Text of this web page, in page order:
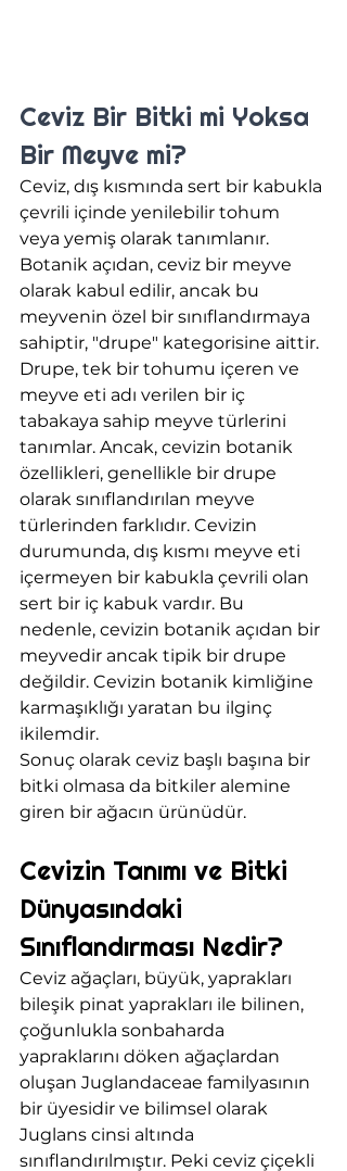
Ceviz Bir Bitki mi Yoksa
Bir Meyve mi?
Ceviz, dış kısmında sert bir kabukla
çevrili içinde yenilebilir tohum
veya yemiş olarak tanımlanır.
Botanik açıdan, ceviz bir meyve
olarak kabul edilir, ancak bu
meyvenin özel bir sınıflandırmaya
sahiptir, "drupe" kategorisine aittir.
Drupe, tek bir tohumu içeren ve
meyve eti adı verilen bir iç
tabakaya sahip meyve türlerini
tanımlar. Ancak, cevizin botanik
özellikleri, genellikle bir drupe
olarak sınıflandırılan meyve
türlerinden farklıdır. Cevizin
durumunda, dış kısmı meyve eti
içermeyen bir kabukla çevrili olan
sert bir iç kabuk vardır. Bu
nedenle, cevizin botanik açıdan bir
meyvedir ancak tipik bir drupe
değildir. Cevizin botanik kimliğine
karmaşıklığı yaratan bu ilginç
ikilemdir.
Sonuç olarak ceviz başlı başına bir
bitki olmasa da bitkiler alemine
giren bir ağacın ürünüdür.
Cevizin Tanımı ve Bitki
Dünyasındaki
Sınıflandırması Nedir?
Ceviz ağaçları, büyük, yaprakları
bileşik pinat yaprakları ile bilinen,
çoğunlukla sonbaharda
yapraklarını döken ağaçlardan
oluşan Juglandaceae familyasının
bir üyesidir ve bilimsel olarak
Juglans cinsi altında
sınıflandırılmıştır. Peki ceviz çiçekli